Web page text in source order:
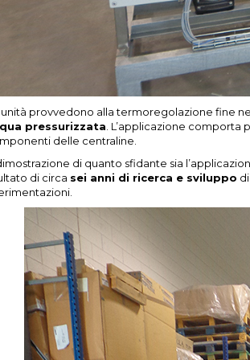
provvedono alla termoregolazione fine
pressurizzata. L’applicazione comporta
delle centraline.
di quanto sfidante sia
di circa sei anni di ricerca e sviluppo di